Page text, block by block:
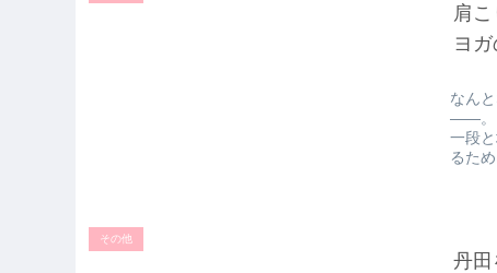
肩
ヨガ
なん
――。
一段
るた
その他
丹田